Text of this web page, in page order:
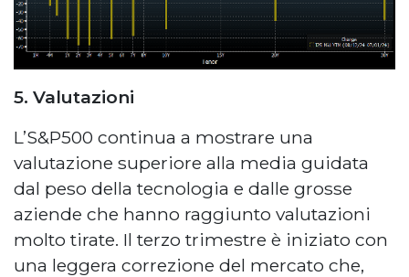
5. Valutazioni
L’S&P500 continua a mostrare una
valutazione superiore alla media guidata
dal peso della tecnologia e dalle grosse
aziende che hanno raggiunto valutazioni
molto tirate. Il terzo trimestre è iniziato con
una leggera correzione del mercato che,